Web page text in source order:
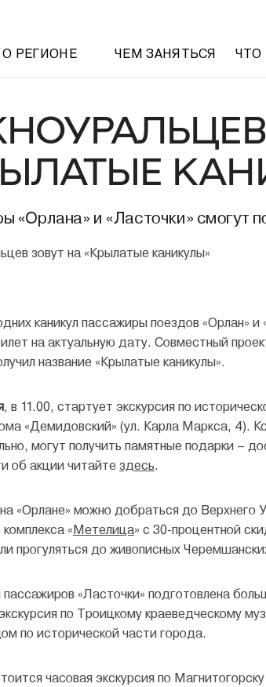
О РЕГИОНЕ ЧЕМ ЗАНЯТЬСЯ ЧТО
«Орлана» и «Ласточки» смогут
каникул пассажиры поездов «Орлан»
на актуальную дату. Совместный
название «Крылатые каникулы».
, в 11.00, стартует экскурсия по
«Демидовский» (ул. Карла Маркса, 4).
могут получить памятные подарки –
об акции читайте здесь.
на «Орлане» можно добраться до Верхнего
« Метелица» с 30-процентной
прогуляться до живописных
пассажиров «Ласточки» подготовлена
по Троицкому краеведческому
по исторической части города.
часовая экскурсия по